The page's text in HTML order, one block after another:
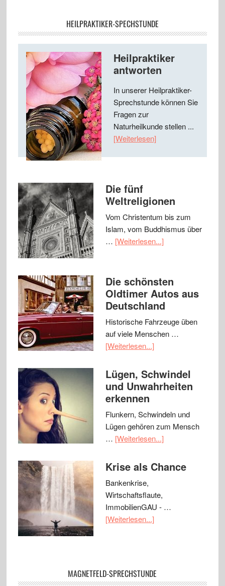
HEILPRAKTIKER-SPECHSTUNDE
Heilpraktiker
antworten
In unserer Heilpraktiker-
Sprechstunde können Sie
Fragen zur
Naturheilkunde stellen ...
[Weiterlesen]
Die fünf
Weltreligionen
Vom Christentum bis zum
Islam, vom Buddhismus über
… [Weiterlesen...]
Die schönsten
Oldtimer Autos aus
Deutschland
Historische Fahrzeuge üben
auf viele Menschen …
[Weiterlesen...]
Lügen, Schwindel
und Unwahrheiten
erkennen
Flunkern, Schwindeln und
Lügen gehören zum Mensch
… [Weiterlesen...]
Krise als Chance
Bankenkrise,
Wirtschaftsflaute,
ImmobilienGAU - …
[Weiterlesen...]
MAGNETFELD-SPRECHSTUNDE